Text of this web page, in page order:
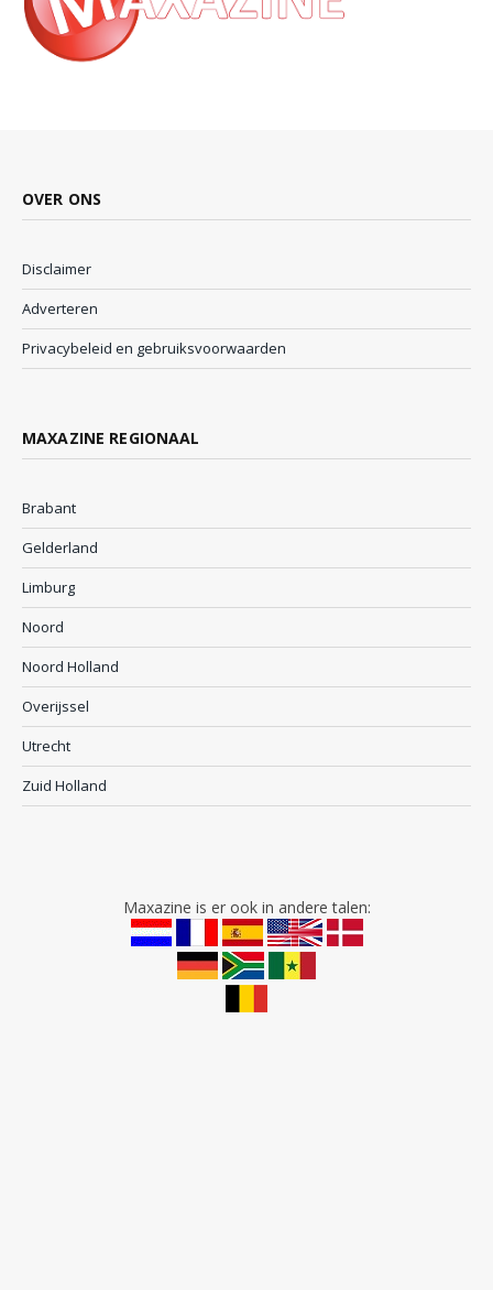
OVER ONS
Disclaimer
Adverteren
Privacybeleid en gebruiksvoorwaarden
MAXAZINE REGIONAAL
Brabant
Gelderland
Limburg
Noord
Noord Holland
Overijssel
Utrecht
Zuid Holland
Maxazine is er ook in andere talen: